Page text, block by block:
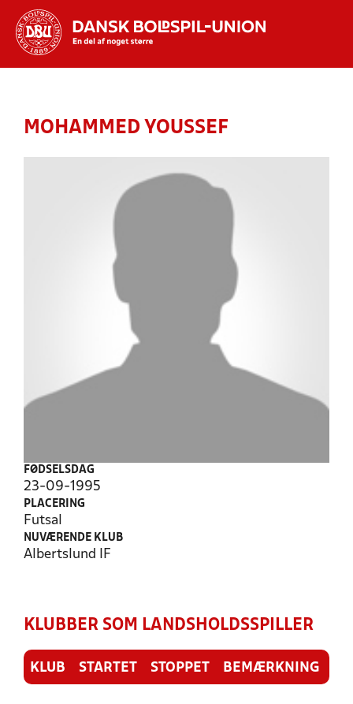
MOHAMMED YOUSSEF
FØDSELSDAG
23-09-1995
PLACERING
Futsal
NUVÆRENDE KLUB
Albertslund IF
KLUBBER SOM LANDSHOLDSSPILLER
KLUB STARTET STOPPET BEMÆRKNING